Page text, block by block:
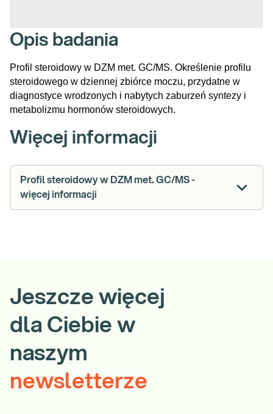
Opis badania
Profil steroidowy w DZM met. GC/MS. Określenie profilu
steroidowego w dziennej zbiórce moczu, przydatne w
diagnostyce wrodzonych i nabytych zaburzeń syntezy i
metabolizmu hormonów steroidowych.
Więcej informacji
Profil steroidowy w DZM met. GC/MS -
więcej informacji
Jeszcze więcej
dla Ciebie w
naszym
newsletterze